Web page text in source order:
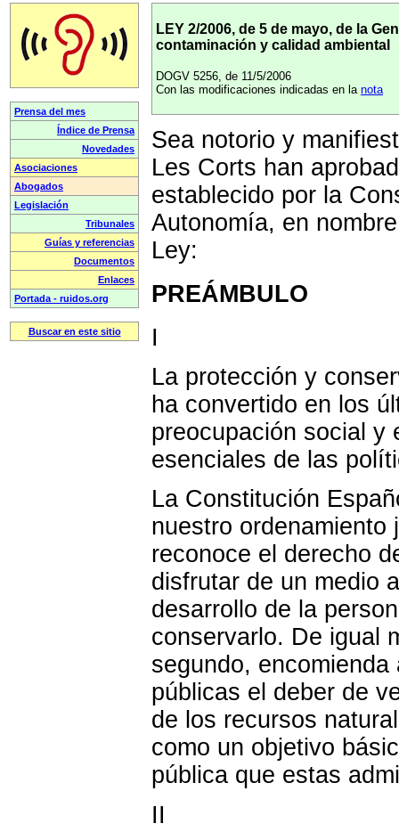
LEY 2/2006, de 5 de mayo, de la
contaminación y calidad ambiental
DOGV 5256, de 11/5/2006
Con las modificaciones indicadas en la nota
Sea notorio y
Les Corts han
establecido por la
Autonomía, en
Ley:
PREÁMBULO
I
La protección y
ha convertido en los
preocupación social y
esenciales de las
La Constitución
nuestro
reconoce el derecho
disfrutar de un medio
desarrollo de la
conservarlo. De igual
segundo,
públicas el deber de
de los recursos
como un objetivo
pública que estas
II